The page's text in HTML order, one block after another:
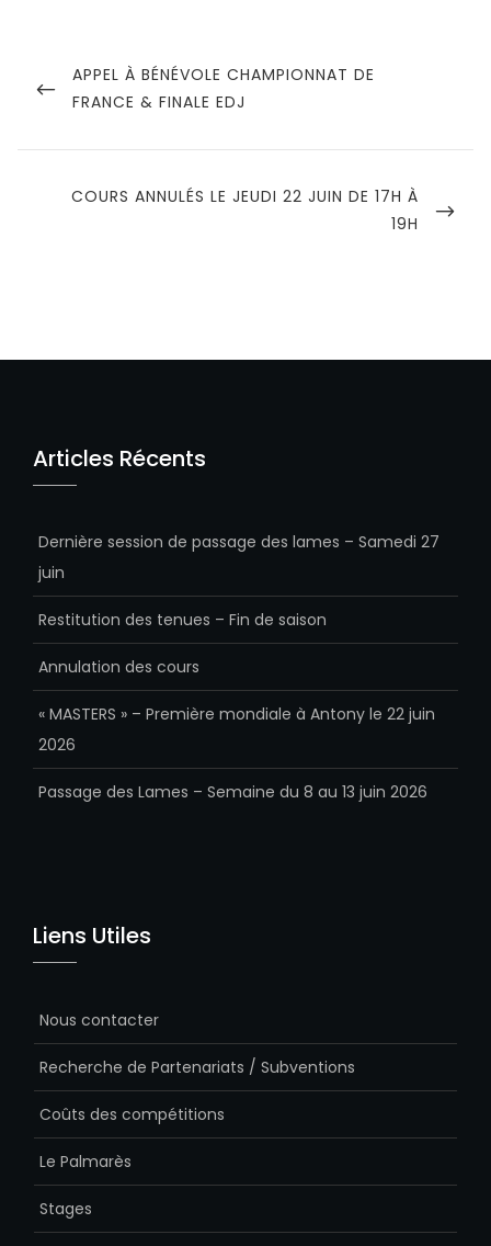
de
l’article
PREVIOUS
POST
APPEL À BÉNÉVOLE CHAMPIONNAT DE
FRANCE & FINALE EDJ
NEXT
COURS ANNULÉS LE JEUDI 22 JUIN DE 17H À
19H
Articles Récents
Dernière session de passage des lames – Samedi 27
juin
Restitution des tenues – Fin de saison
Annulation des cours
« MASTERS » – Première mondiale à Antony le 22 juin
2026
Passage des Lames – Semaine du 8 au 13 juin 2026
Liens Utiles
Nous contacter
Recherche de Partenariats / Subventions
Coûts des compétitions
Le Palmarès
Stages